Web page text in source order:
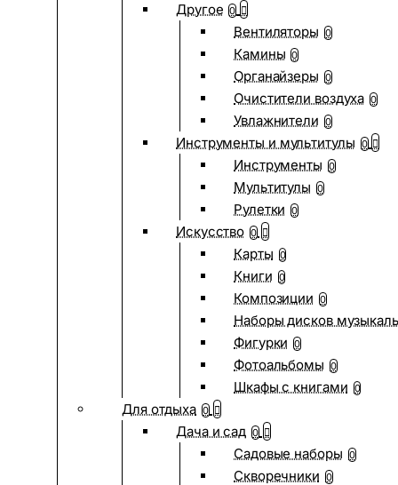
Другое 0
Вентиляторы 0
Камины 0
Органайзеры 0
Очистители воздуха 0
Увлажнители 0
Инструменты и мультитулы 0
Инструменты 0
Мультитулы 0
Рулетки 0
Искусство 0
Карты 0
Книги 0
Композиции 0
Наборы дисков
Фигурки 0
Фотоальбомы 0
Шкафы с книгами 0
Для отдыха 0
Дача и сад 0
Садовые наборы 0
Скворечники 0